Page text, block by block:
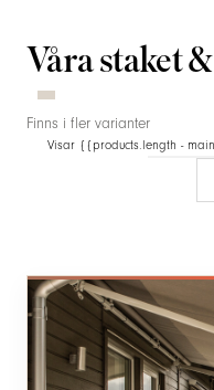
Vårastaket
Finns i fler varianter
Visar {{products.length -